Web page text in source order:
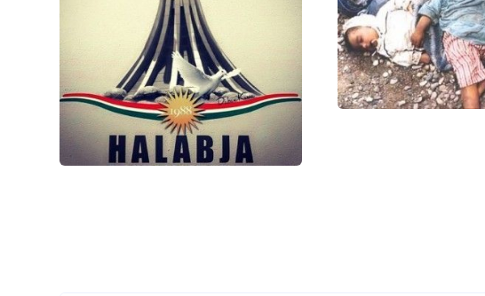
Этот акт стал самой
против гражданского
Фото статьи: